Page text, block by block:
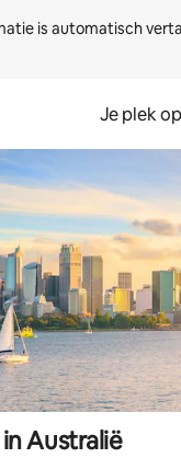
is automatisch
Je plek
Australië